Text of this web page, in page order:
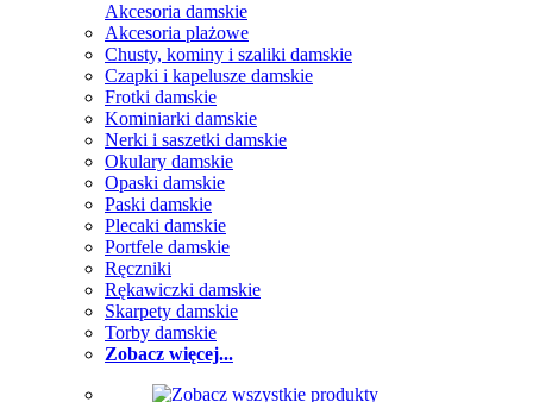
Akcesoria damskie
Akcesoria plażowe
Chusty, kominy i szaliki damskie
Czapki i kapelusze damskie
Frotki damskie
Kominiarki damskie
Nerki i saszetki damskie
Okulary damskie
Opaski damskie
Paski damskie
Plecaki damskie
Portfele damskie
Ręczniki
Rękawiczki damskie
Skarpety damskie
Torby damskie
Zobacz więcej...